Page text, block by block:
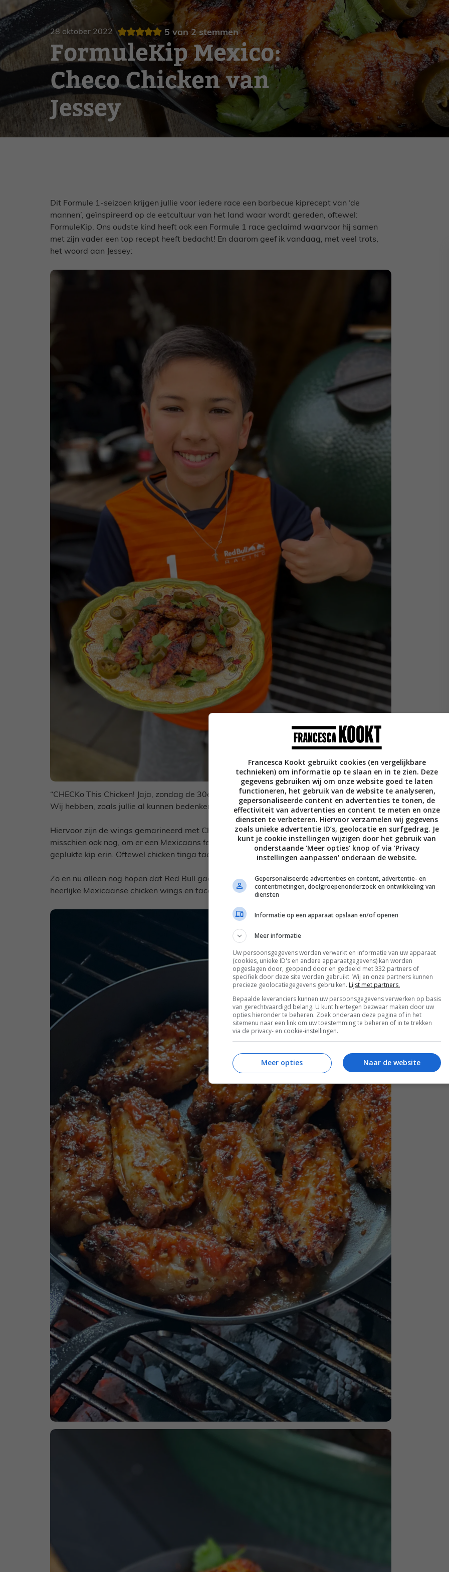
28 oktober 2022 5 van2stemmen
FormuleKip Mexico:
Checo Chicken van
Jessey
Dit Formule 1-seizoen krijgen jullie voor iedere race een barbecue kiprecept van ‘de
mannen’, geïnspireerd op de eetcultuur van het land waar wordt gereden, oftewel:
FormuleKip. Ons oudste kind heeft ook een Formule 1 race geclaimd waarvoor hij samen
met zijn vader een top recept heeft bedacht! En daarom geef ik vandaag, met veel trots,
het woord aan Jessey:
“CHECKo This Chicken! Jaja, zondag de 30e is het weer zover, dan is de race van Mexico!
Wij hebben, zoals jullie al kunnen bedenken, Mexicaanse kip.
Hiervoor zijn de wings gemarineerd met Chipotle pepers in Adobo saus en we hebben
misschien ook nog, om er een Mexicaans feestje van te maken, soft taco’s gemaakt met
geplukte kip erin. Oftewel chicken tinga taco’s.
Zo en nu alleen nog hopen dat Red Bull gaat winnen en het weekend is geslaagd met
heerlijke Mexicaanse chicken wings en taco’s!”
Francesca Kookt gebruikt cookies (en vergelijkbare
technieken) om informatie op te slaan en in te zien. Deze
gegevens gebruiken wij om onze website goed te laten
functioneren, het gebruik van de website te analyseren,
gepersonaliseerde content en advertenties te tonen, de
effectiviteit van advertenties en content te meten en onze
diensten te verbeteren. Hiervoor verzamelen wij gegevens
zoals unieke advertentie ID’s, geolocatie en surfgedrag. Je
kunt je cookie instellingen wijzigen door het gebruik van
onderstaande 'Meer opties' knop of via 'Privacy
instellingen aanpassen' onderaan de website.
Gepersonaliseerde advertenties en content, advertentie- en
contentmetingen, doelgroepenonderzoek en ontwikkeling van
diensten
Informatie op een apparaat opslaan en/of openen
Meer informatie
Uw persoonsgegevens worden verwerkt en informatie van uw apparaat
(cookies, unieke ID's en andere apparaatgegevens) kan worden
opgeslagen door, geopend door en gedeeld met 332 partners of
specifiek door deze site worden gebruikt. Wij en onze partners kunnen
precieze geolocatiegegevens gebruiken. Lijst met partners.
Bepaalde leveranciers kunnen uw persoonsgegevens verwerken op basis
van gerechtvaardigd belang. U kunt hiertegen bezwaar maken door uw
opties hieronder te beheren. Zoek onderaan deze pagina of in het
sitemenu naar een link om uw toestemming te beheren of in te trekken
via de privacy- en cookie-instellingen.
Naar de website
Meer opties